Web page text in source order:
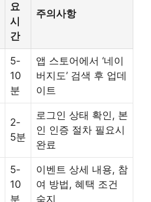
요
시
간
주의사항
5-
10
분
앱 스토어에서 ‘네이
버지도’ 검색 후 업데
이트
2-
5분
로그인 상태 확인, 본
인 인증 절차 필요시
완료
5-
10
분
이벤트 상세 내용, 참
여 방법, 혜택 조건
숙지